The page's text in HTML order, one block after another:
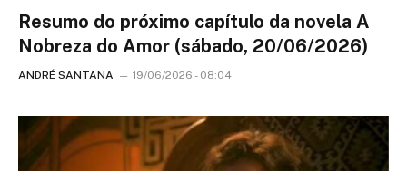
Resumo do próximo capítulo da novela A
Nobreza do Amor (sábado, 20/06/2026)
ANDRÉ SANTANA 19/06/2026 - 08:04